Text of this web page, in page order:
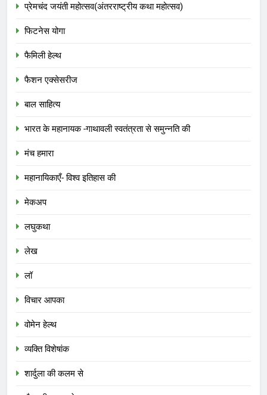
प्रेमचंद जयंती महोत्सव(अंतरराष्ट्रीय कथा महोत्सव)
फिटनेस योगा
फैमिली हेल्थ
फैशन एक्सेसरीज
बाल साहित्य
भारत के महानायक -गाथावली स्वतंत्रता से समुन्नति की
मंच हमारा
महानायिकाएँ- विश्व इतिहास की
मेकअप
लघुकथा
लेख
लॉ
विचार आपका
वोमेन हेल्थ
व्यक्ति विशेषांक
शार्दुला की कलम से